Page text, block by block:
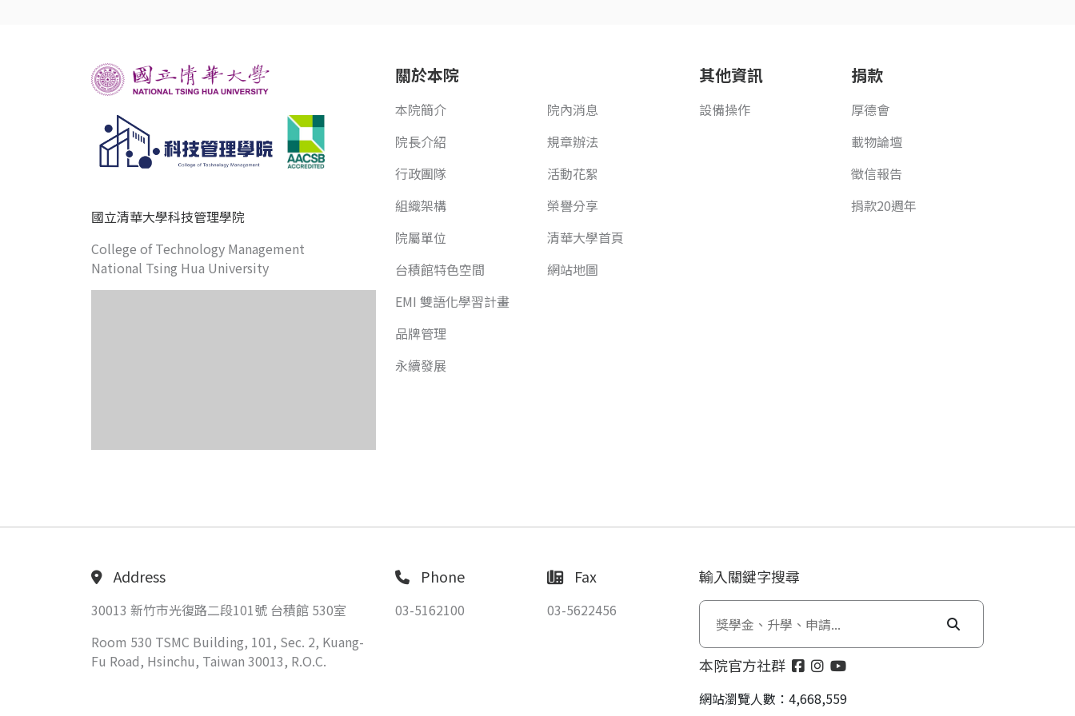
國立清華大學科技管理學院
College of Technology Management
National Tsing Hua University
關於本院
本院簡介
院長介紹
行政團隊
組織架構
院屬單位
台積館特色空間
EMI 雙語化學習計畫
品牌管理
永續發展
院內消息
規章辦法
活動花絮
榮譽分享
清華大學首頁
網站地圖
其他資訊
設備操作
捐款
厚德會
載物論壇
徵信報告
捐款20週年
Address
30013 新竹市光復路二段101號 台積館 530室
Room 530 TSMC Building, 101, Sec. 2, Kuang-
Fu Road, Hsinchu, Taiwan 30013, R.O.C.
Phone
03-5162100
Fax
03-5622456
輸入關鍵字搜尋
本院官方社群
網站瀏覽人數：4,668,559